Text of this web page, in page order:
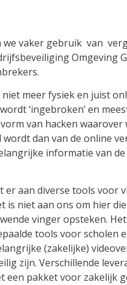
we vaker gebruik van
Omgeving
meer fysiek en juist
‘ingebroken’ en
van hacken
wordt dan van de online
informatie van de
er aan diverse tools voor
is niet aan ons om hier
vinger opsteken.
tools voor scholen
(zakelijke)
zijn. Verschillende
een pakket voor zakelijk